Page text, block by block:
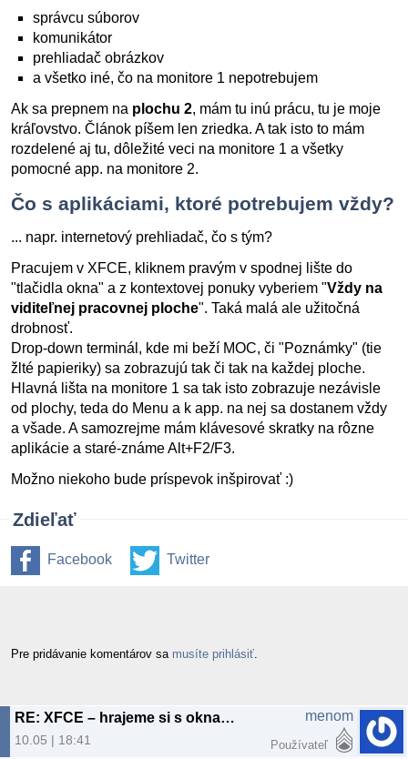
správcu súborov
komunikátor
prehliadač obrázkov
a všetko iné, čo na monitore 1 nepotrebujem
Ak sa prepnem na plochu 2, mám tu inú prácu, tu je moje
kráľovstvo. Článok píšem len zriedka. A tak isto to mám
rozdelené aj tu, dôležité veci na monitore 1 a všetky
pomocné app. na monitore 2.
Čo s aplikáciami, ktoré potrebujem vždy?
... napr. internetový prehliadač, čo s tým?
Pracujem v XFCE, kliknem pravým v spodnej lište do
"tlačidla okna" a z kontextovej ponuky vyberiem "Vždy na
viditeľnej pracovnej ploche". Taká malá ale užitočná
drobnosť.
Drop-down terminál, kde mi beží MOC, či "Poznámky" (tie
žlté papieriky) sa zobrazujú tak či tak na každej ploche.
Hlavná lišta na monitore 1 sa tak isto zobrazuje nezávisle
od plochy, teda do Menu a k app. na nej sa dostanem vždy
a všade. A samozrejme mám klávesové skratky na rôzne
aplikácie a staré-známe Alt+F2/F3.
Možno niekoho bude príspevok inšpirovať :)
Zdieľať
Facebook Twitter
Pre pridávanie komentárov sa musíte prihlásiť
RE: XFCE – hrajeme si s oknami 2.
10.05 | 18:41
menom
Používateľ